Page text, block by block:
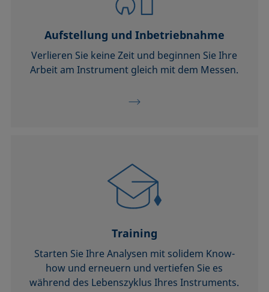
Aufstellung und Inbetriebnahme
Verlieren Sie keine Zeit und beginnen Sie Ihre
Arbeit am Instrument gleich mit dem Messen.
Training
Starten Sie Ihre Analysen mit solidem Know-
how und erneuern und vertiefen Sie es
während des Lebenszyklus Ihres Instruments.